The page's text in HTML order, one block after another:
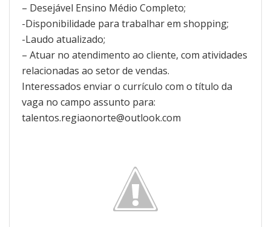
– Desejável Ensino Médio Completo;
-Disponibilidade para trabalhar em shopping;
-Laudo atualizado;
– Atuar no atendimento ao cliente, com atividades
relacionadas ao setor de vendas.
Interessados enviar o currículo com o título da
vaga no campo assunto para:
talentos.regiaonorte@outlook.com